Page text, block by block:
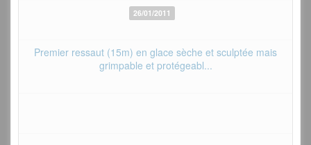
26/01/2011
Premier ressaut (15m) en glace sèche et sculptée mais
grimpable et protégeabl...